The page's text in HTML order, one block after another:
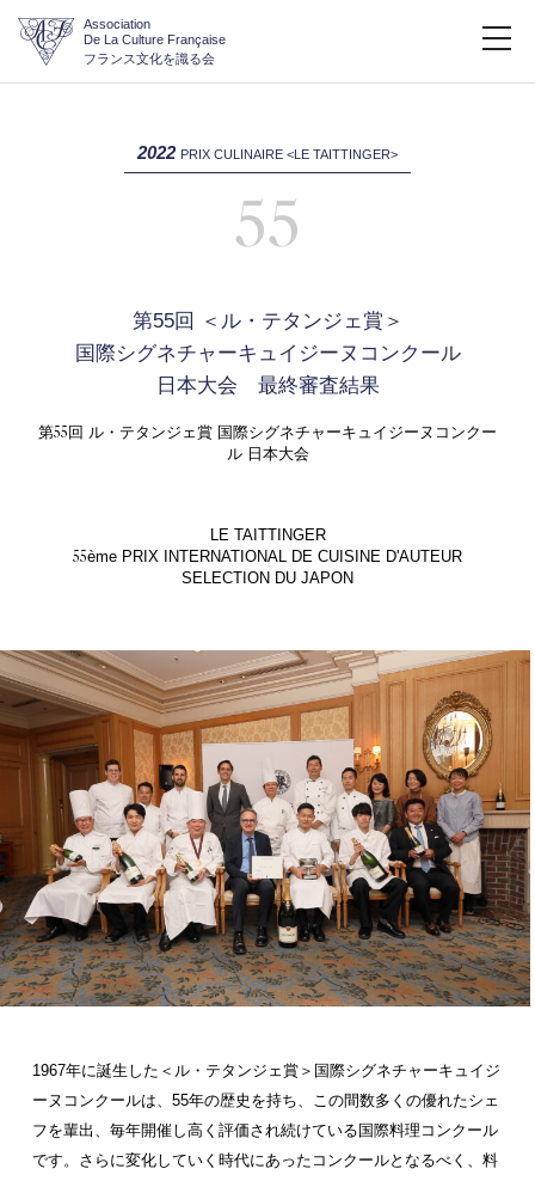
Association
De La Culture Française
フランス文化を識る会
2022 PRIX CULINAIRE <LE TAITTINGER>
55
第55回 ＜ル・テタンジェ賞＞
国際シグネチャーキュイジーヌコンクール
日本大会 最終審査結果
第55 回 ル・テタンジェ賞 国際シグネチャーキュイジーヌコンクー
ル 日本大会
LE TAITTINGER
55ème PRIX INTERNATIONAL DE CUISINE D'AUTEUR
SELECTION DU JAPON
1967年に誕生した＜ル・テタンジェ賞＞国際シグネチャーキュイジ
ーヌコンクールは、55年の歴史を持ち、この間数多くの優れたシェ
フを輩出、毎年開催し高く評価され続けている国際料理コンクール
です。さらに変化していく時代にあったコンクールとなるべく、料